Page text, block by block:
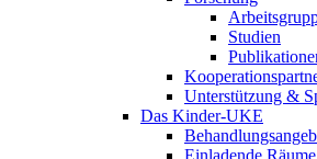
Studien
Unterstützung &
Das Kinder-UKE
Einladende Räume